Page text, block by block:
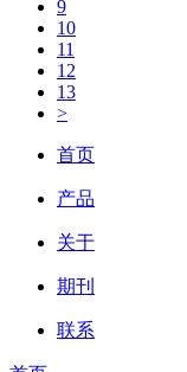
9
10
11
12
13
>
首页
产品
关于
期刊
联系